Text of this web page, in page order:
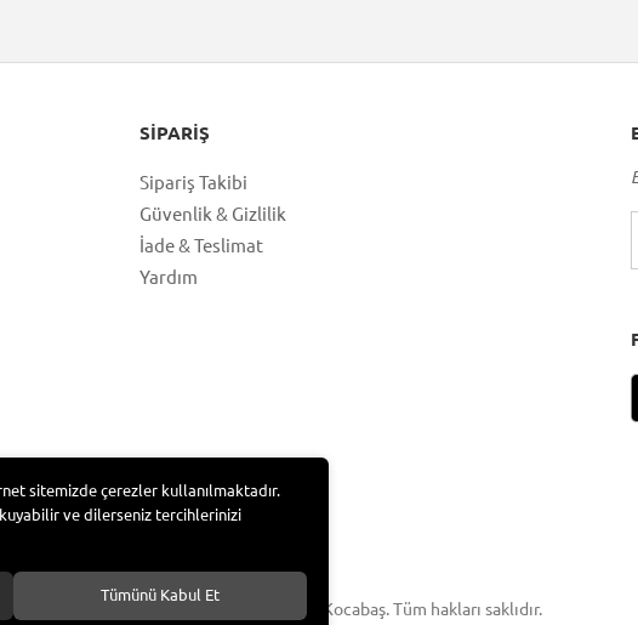
SIPARIŞ
Sipariş Takibi
Güvenlik & Gizlilik
İade & Teslimat
Yardım
Bayramoğlu Group / Adem Tufan Kocabaş. Tüm hakları saklıdır.
sitemizde çerezler kullanılmaktadır.
ve dilerseniz tercihlerinizi
Tümünü Kabul Et